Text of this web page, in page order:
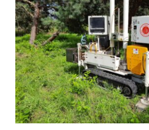
Badania gruntu